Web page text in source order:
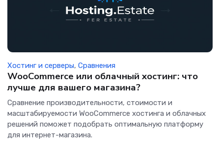
Хостинг и серверы, Сравнения
WooCommerce или облачный хостинг: что
лучше для вашего магазина?
Сравнение производительности, стоимости и
масштабируемости WooCommerce хостинга и облачных
решений поможет подобрать оптимальную платформу
для интернет-магазина.